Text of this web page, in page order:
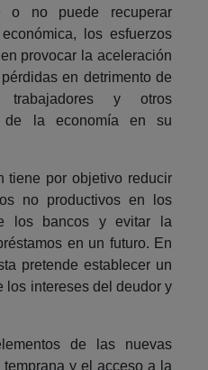
o no puede recuperar
los esfuerzos
provocar la aceleración
en detrimento de
trabajadores y otros
de la economía en su
tiene por objetivo reducir
no productivos en los
los bancos y evitar la
en un futuro. En
pretende establecer un
los intereses del deudor y
de las nuevas
y el acceso a la